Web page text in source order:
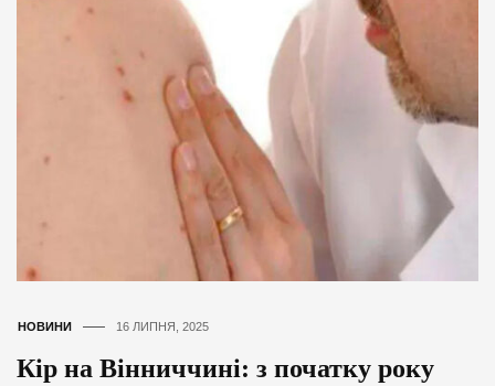
НОВИНИ 16 ЛИПНЯ, 2025
Кір на Вінниччині: з початку року